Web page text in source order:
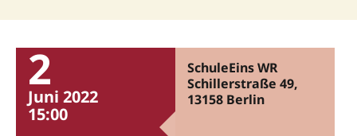
2
Juni 2022
15:00
SchuleEins WR
Schillerstraße 49,
13158 Berlin